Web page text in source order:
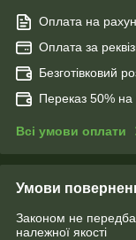
Оплата на
Оплата за
Безготівковий
Переказ 50% на
Всі умови оплати
Умови
Законом не
належної якості